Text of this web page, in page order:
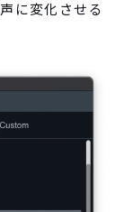
に変化させる